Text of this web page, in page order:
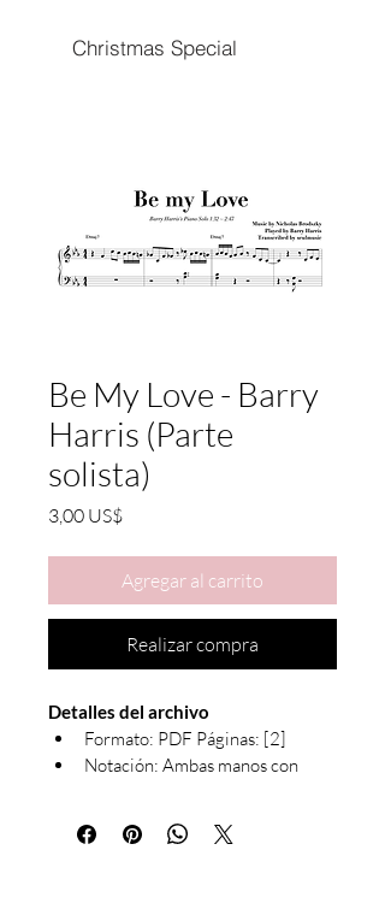
Christmas Special
Be My Love - Barry
Harris (Parte
solista)
3,00 US$Precio
Agregar al carrito
Realizar compra
Detalles del archivo
Formato: PDF Páginas: [2]
Notación: Ambas manos con
Debido a la naturaleza de los productos